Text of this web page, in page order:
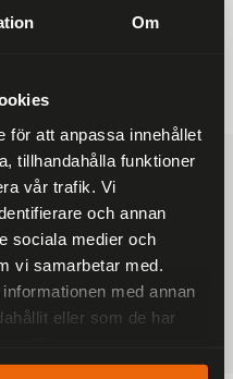
Om
för att anpassa innehållet
tillhandahålla funktioner
vår trafik. Vi
och annan
sociala medier och
vi samarbetar med.
med annan
eller som de har
kr
Swish